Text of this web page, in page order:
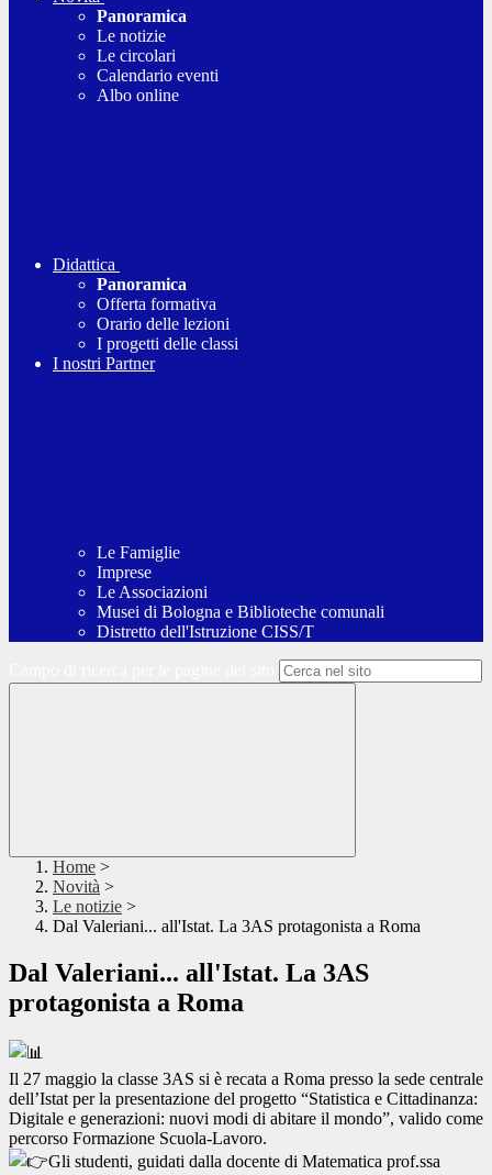
Panoramica
Le notizie
Le circolari
Calendario eventi
Albo online
Didattica
Panoramica
Offerta formativa
Orario delle lezioni
I progetti delle classi
I nostri Partner
Le Famiglie
Imprese
Le Associazioni
Musei di Bologna e Biblioteche comunali
Distretto dell'Istruzione CISS/T
Home >
Novità >
Le notizie >
Dal Valeriani... all'Istat. La 3AS protagonista a Roma
Dal Valeriani... all'Istat. La 3AS
protagonista a Roma
Il 27 maggio la classe 3AS si è recata a Roma presso la sede centrale
dell’Istat per la presentazione del progetto “Statistica e Cittadinanza:
Digitale e generazioni: nuovi modi di abitare il mondo”, valido come
percorso Formazione Scuola-Lavoro.
Gli studenti, guidati dalla docente di Matematica prof.ssa